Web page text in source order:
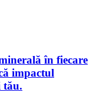
în fiecare
impactul
tău.